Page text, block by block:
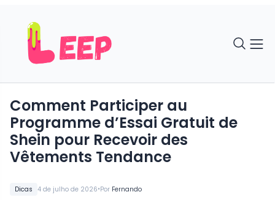
Dicas 4 de julho de 2026•Por Fernando
Comment Participer au
Programme d’Essai Gratuit de
Shein pour Recevoir des
Vêtements Tendance